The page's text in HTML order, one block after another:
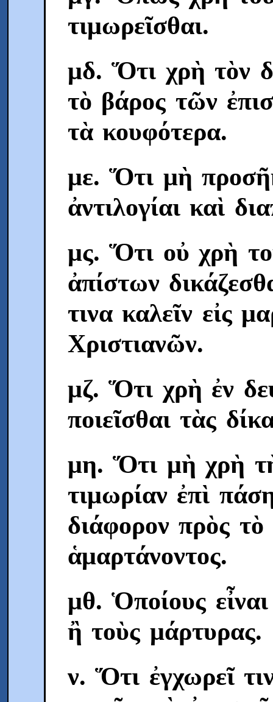
τιμωρεῖσθαι.
μδ. Ὅτι χρὴ τὸν
τὸ βάρος τῶν
τὰ κουφότερα.
με. Ὅτι μὴ
ἀντιλογίαι καὶ
μς. Ὅτι οὐ χρὴ
ἀπίστων
τινα καλεῖν εἰς
Χριστιανῶν.
μζ. Ὅτι χρὴ ἐν
ποιεῖσθαι τὰς
μη. Ὅτι μὴ χρὴ
τιμωρίαν ἐπὶ
διάφορον πρὸς
ἁμαρτάνοντος.
μθ. Ὁποίους
ἢ τοὺς μάρτυρας.
ν. Ὅτι ἐγχωρεῖ